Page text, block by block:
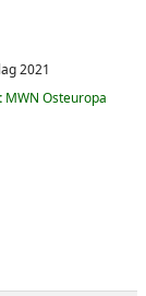
2021
MWN Osteuropa